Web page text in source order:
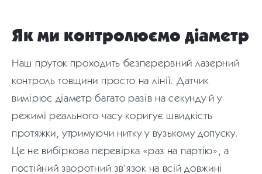
Як ми контролюємо діаметр
Наш пруток проходить безперервний лазерний
контроль товщини просто на лінії. Датчик
вимірює діаметр багато разів на секунду й у
режимі реального часу коригує швидкість
протяжки, утримуючи нитку у вузькому допуску.
Це не вибіркова перевірка «раз на партію», а
постійний зворотний зв’язок на всій довжині